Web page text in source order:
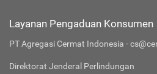
Layanan Pengaduan Konsumen
PT Agregasi Cermat Indonesia -
Direktorat Jenderal Perlindungan